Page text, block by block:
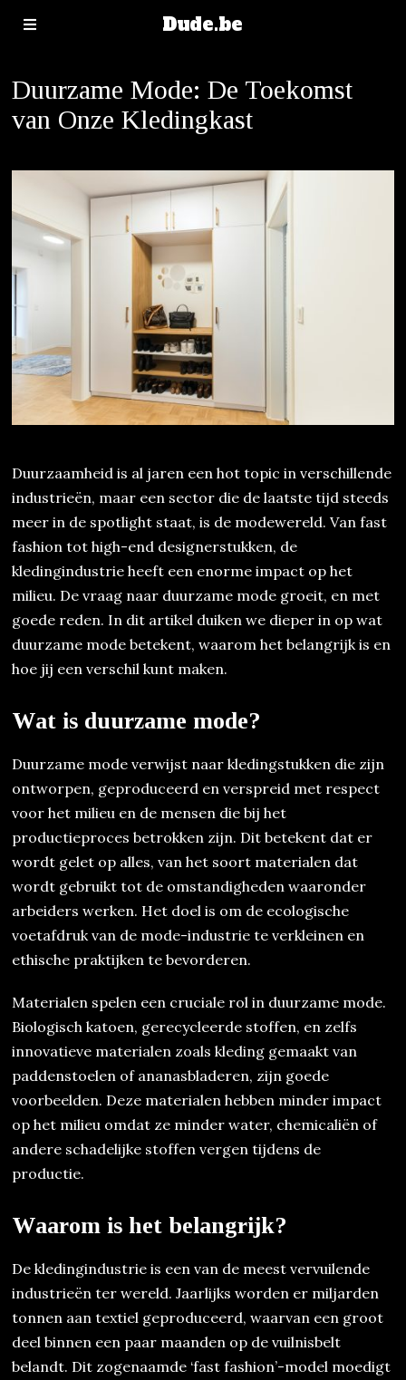
Dude.be
Duurzame Mode: De Toekomst
van Onze Kledingkast
Duurzaamheid is al jaren een hot topic in verschillende
industrieën, maar een sector die de laatste tijd steeds
meer in de spotlight staat, is de modewereld. Van fast
fashion tot high-end designerstukken, de
kledingindustrie heeft een enorme impact op het
milieu. De vraag naar duurzame mode groeit, en met
goede reden. In dit artikel duiken we dieper in op wat
duurzame mode betekent, waarom het belangrijk is en
hoe jij een verschil kunt maken.
Wat is duurzame mode?
Duurzame mode verwijst naar kledingstukken die zijn
ontworpen, geproduceerd en verspreid met respect
voor het milieu en de mensen die bij het
productieproces betrokken zijn. Dit betekent dat er
wordt gelet op alles, van het soort materialen dat
wordt gebruikt tot de omstandigheden waaronder
arbeiders werken. Het doel is om de ecologische
voetafdruk van de mode-industrie te verkleinen en
ethische praktijken te bevorderen.
Materialen spelen een cruciale rol in duurzame mode.
Biologisch katoen, gerecycleerde stoffen, en zelfs
innovatieve materialen zoals kleding gemaakt van
paddenstoelen of ananasbladeren, zijn goede
voorbeelden. Deze materialen hebben minder impact
op het milieu omdat ze minder water, chemicaliën of
andere schadelijke stoffen vergen tijdens de
productie.
Waarom is het belangrijk?
De kledingindustrie is een van de meest vervuilende
industrieën ter wereld. Jaarlijks worden er miljarden
tonnen aan textiel geproduceerd, waarvan een groot
deel binnen een paar maanden op de vuilnisbelt
belandt. Dit zogenaamde ‘fast fashion’-model moedigt